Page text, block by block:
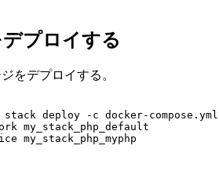
プロイする
をデプロイする。
deploy -c docker-compose.yml
my_stack_php_default
my_stack_php_myphp